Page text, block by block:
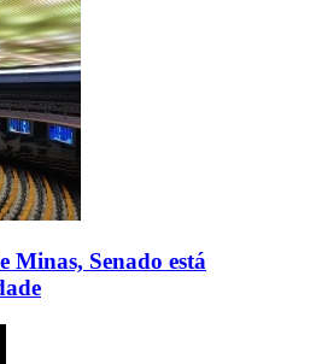
Minas, Senado está